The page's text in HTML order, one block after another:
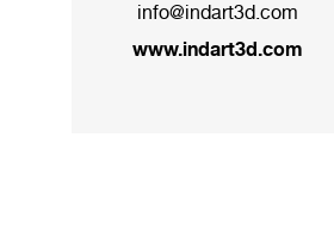
info@indart3d.com
www.indart3d.com